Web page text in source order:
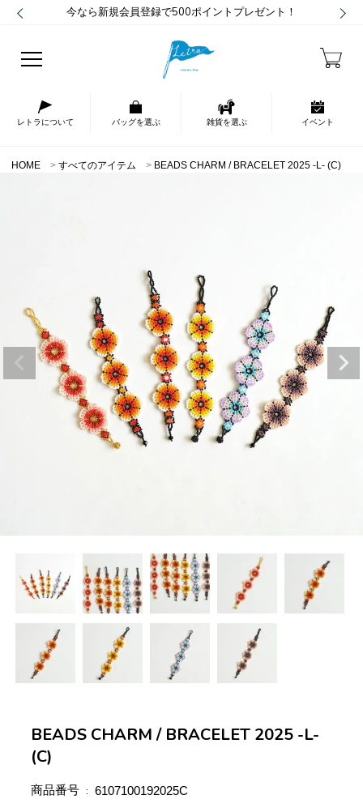
今なら新規会員登録で500ポイントプレゼント！
レトラについて バッグを選ぶ 雑貨を選ぶ イベント
HOME すべてのアイテム BEADS CHARM / BRACELET 2025 -L- (C)
BEADS CHARM / BRACELET 2025 -L-
(C)
商品番号 6107100192025C